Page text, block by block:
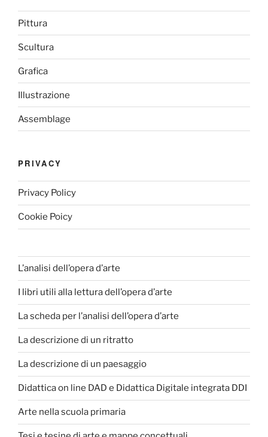
Pittura
Scultura
Grafica
Illustrazione
Assemblage
PRIVACY
Privacy Policy
Cookie Poicy
L’analisi dell’opera d’arte
I libri utili alla lettura dell’opera d’arte
La scheda per l’analisi dell’opera d’arte
La descrizione di un ritratto
La descrizione di un paesaggio
Didattica on line DAD e Didattica Digitale integrata DDI
Arte nella scuola primaria